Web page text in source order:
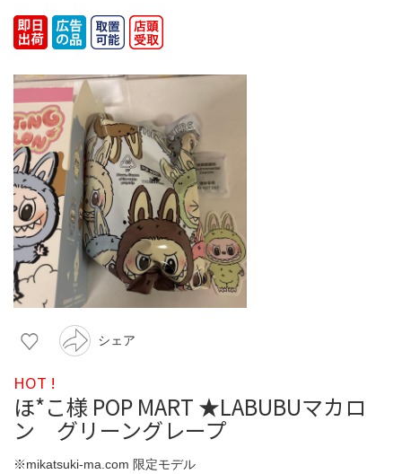
シェア
HOT !
ほ*こ様 POP MART ★LABUBUマカロ
ン グリーングレープ
※mikatsuki-ma.com 限定モデル